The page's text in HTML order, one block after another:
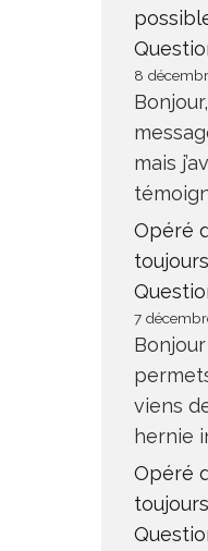
8
mais
Opéré
7
viens
hernie
Opéré